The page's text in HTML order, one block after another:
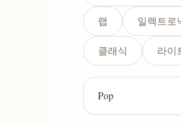
랩 일렉트로
클래식 라이